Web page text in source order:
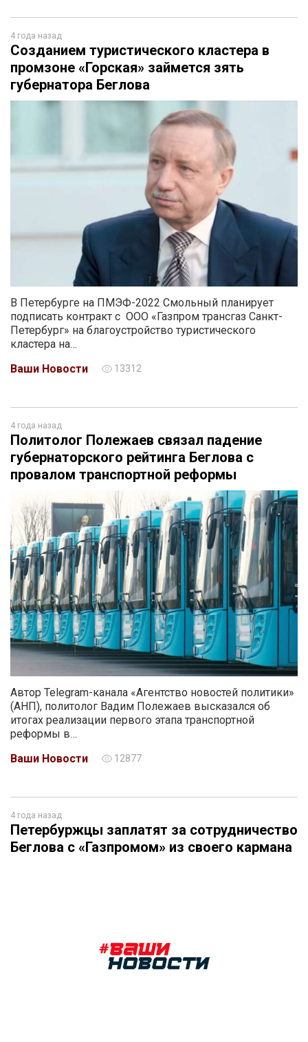
4 года назад
Созданием туристического кластера в
промзоне «Горская» займется зять
губернатора Беглова
В Петербурге на ПМЭФ-2022 Смольный планирует
подписать контракт с ООО «Газпром трансгаз Санкт-
Петербург» на благоустройство туристического
кластера на…
Ваши Новости
13312
4 года назад
Политолог Полежаев связал падение
губернаторского рейтинга Беглова с
провалом транспортной реформы
Автор Telegram-канала «Агентство новостей политики»
(АНП), политолог Вадим Полежаев высказался об
итогах реализации первого этапа транспортной
реформы в…
Ваши Новости
12877
4 года назад
Петербуржцы заплатят за сотрудничество
Беглова с «Газпромом» из своего кармана